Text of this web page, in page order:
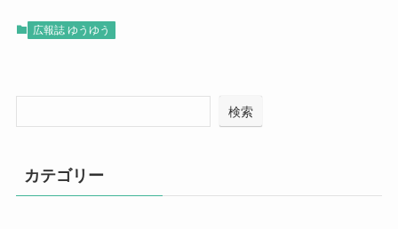
広報誌 ゆうゆう
検索
カテゴリー